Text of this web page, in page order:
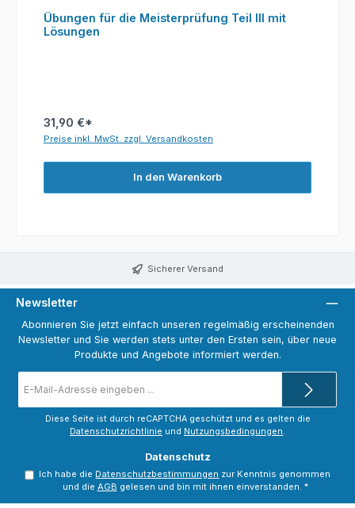
Übungen für die Meisterprüfung Teil III mit
Lösungen
31,90 €*
Preise inkl. MwSt. zzgl. Versandkosten
In den Warenkorb
Sicherer Versand
Newsletter
Abonnieren Sie jetzt einfach unseren regelmäßig erscheinenden
Newsletter und Sie werden stets unter den Ersten sein, über neue
Produkte und Angebote informiert werden.
Mail-
Adresse
Diese Seite ist durch reCAPTCHA geschützt und es gelten die
Datenschutzrichtlinie und Nutzungsbedingungen.
Datenschutz
Ich habe die Datenschutzbestimmungen zur Kenntnis genommen
und die AGB gelesen und bin mit ihnen einverstanden. *